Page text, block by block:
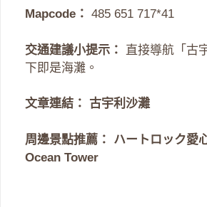
Mapcode： 485 651 717*41
交通建議小提示：
直接導航「古
下即是海灘。
文章連結： 古宇利沙灘
周邊景點推薦： ハートロック愛
Ocean Tower